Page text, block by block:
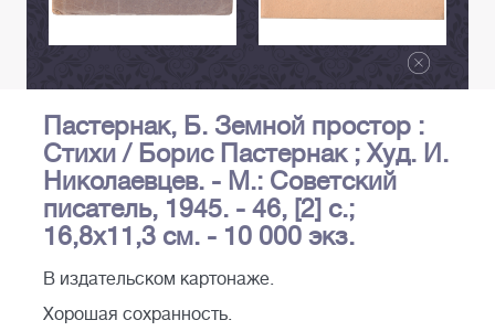
Пастернак, Б. Земной простор :
Стихи / Борис Пастернак ; Худ. И.
Николаевцев. - М.: Советский
писатель, 1945. - 46, [2] с.;
16,8х11,3 см. - 10 000 экз.
В издательском картонаже.
Хорошая сохранность.